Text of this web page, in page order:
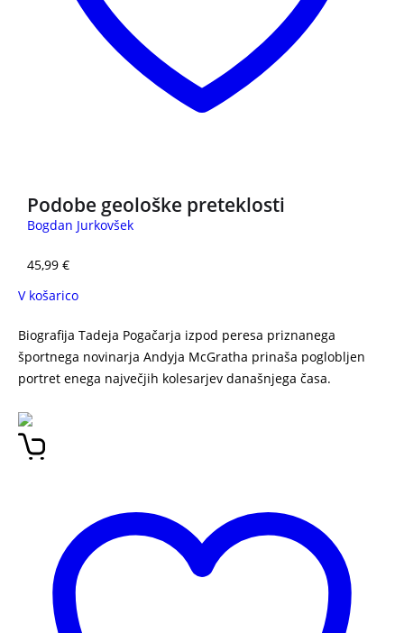
Podobe geološke preteklosti
Bogdan Jurkovšek
45,99 €
V košarico
Biografija Tadeja Pogačarja izpod peresa priznanega
športnega novinarja Andyja McGratha prinaša poglobljen
portret enega največjih kolesarjev današnjega časa.